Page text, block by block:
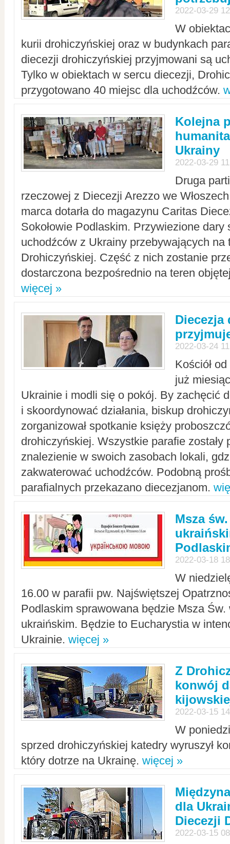
2022-03-29
W
kurii drohiczyńskiej oraz w budynkach
diecezji drohiczyńskiej przyjmowani są
Tylko w obiektach w sercu diecezji,
przygotowano 40 miejsc dla uchodźców.
Kolejna
Ukrainy
2022-03-29
Druga
rzeczowej z Diecezji Arezzo we
marca dotarła do magazynu Caritas
Sokołowie Podlaskim. Przywiezione dary
uchodźców z Ukrainy przebywających na
Drohiczyńskiej. Część z nich zostanie
dostarczona bezpośrednio na teren
więcej »
Diecezja
2022-03-24
Kościół
już
Ukrainie i modli się o pokój. By zachęcić
i skoordynować działania, biskup
zorganizował spotkanie księży
drohiczyńskiej. Wszystkie parafie zostały
znalezienie w swoich zasobach lokali,
zakwaterować uchodźców. Podobną
parafialnych przekazano diecezjanom.
Msza
2022-03-18
W
16.00 w parafii pw. Najświętszej
Podlaskim sprawowana będzie Msza Św.
ukraińskim. Będzie to Eucharystia w
Ukrainie. więcej »
Z
konwój
2022-03-15
W
sprzed drohiczyńskiej katedry wyruszył
który dotrze na Ukrainę. więcej »
dla
Diecezji
2022-03-15